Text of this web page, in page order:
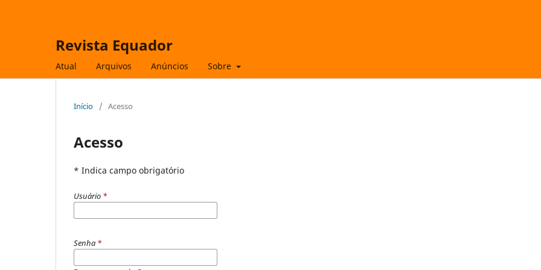
Revista Equador
Atual Arquivos Anúncios Sobre
Início / Acesso
Acesso
* Indica campo obrigatório
Usuário *
Senha *